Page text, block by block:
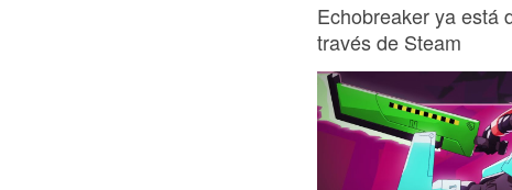
Echobreaker ya está
través de Steam